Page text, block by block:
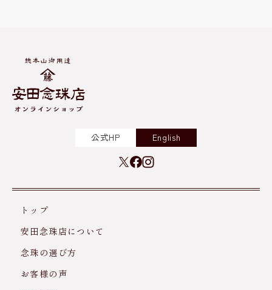
公式HP English
トップ
安田念珠店について
念珠の選び方
お客様の声